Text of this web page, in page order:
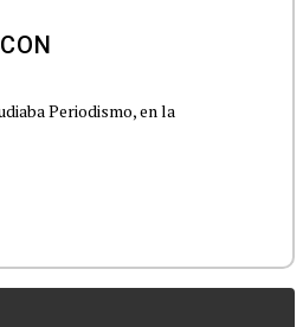
Periodismo, en la